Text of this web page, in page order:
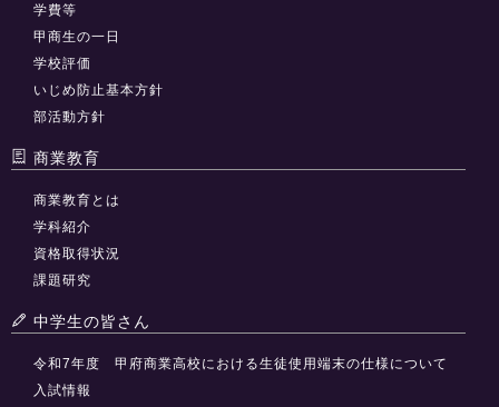
学費等
甲商生の一日
学校評価
いじめ防止基本方針
部活動方針
商業教育
商業教育とは
学科紹介
資格取得状況
課題研究
中学生の皆さん
令和7年度 甲府商業高校における生徒使用端末の仕様について
入試情報